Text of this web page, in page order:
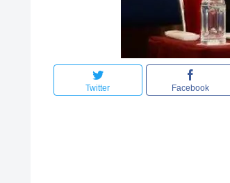
Twitter Facebook